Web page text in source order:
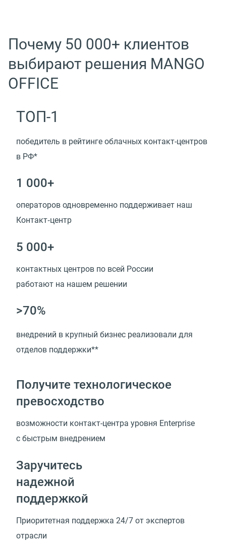
Почему 50 000+ клиентов
выбирают решения MANGO
OFFICE
ТОП-1
победитель в рейтинге облачных контакт-центров
в РФ*
1 000+
операторов одновременно поддерживает наш
Контакт‑центр
5 000+
контактных центров по всей России
работают на нашем решении
>70%
внедрений в крупный бизнес реализовали для
отделов поддержки**
Получите технологическое
превосходство
возможности контакт-центра уровня Enterprise
с быстрым внедрением
Заручитесь
надежной
поддержкой
Приоритетная поддержка 24/7 от экспертов
отрасли